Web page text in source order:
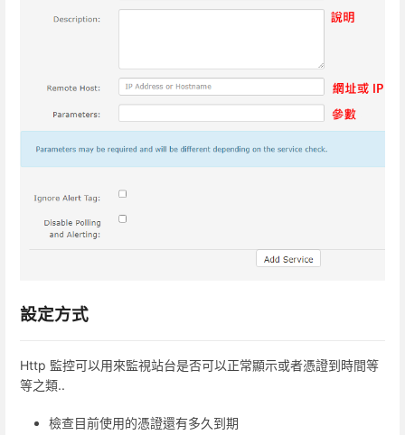
設定方式
Http 監控可以用來監視站台是否可以正常顯示或者憑證到時間等
等之類..
檢查目前使用的憑證還有多久到期